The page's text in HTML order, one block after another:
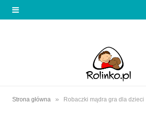
Strona główna » Robaczki mądra gra dla dzieci